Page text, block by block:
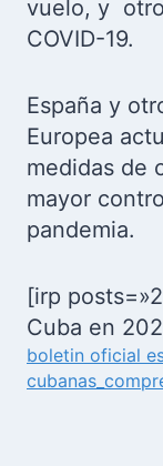
vuelo, y
COVID-19.
España y
Europea
medidas de
mayor
pandemia.
[irp
Cuba en
boletin oficial